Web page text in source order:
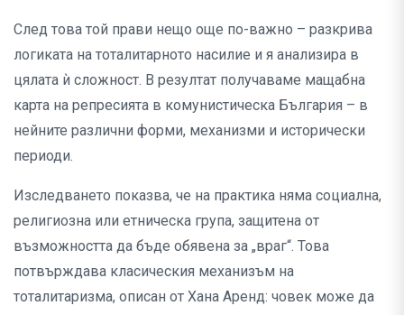
След това той прави нещо още по-важно – разкрива
логиката на тоталитарното насилие и я анализира в
цялата ѝ сложност. В резултат получаваме мащабна
карта на репресията в комунистическа България – в
нейните различни форми, механизми и исторически
периоди.
Изследването показва, че на практика няма социална,
религиозна или етническа група, защитена от
възможността да бъде обявена за „враг“. Това
потвърждава класическия механизъм на
тоталитаризма, описан от Хана Аренд: човек може да